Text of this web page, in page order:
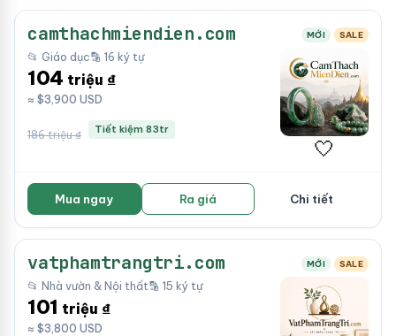
camthachmiendien.com MỚI SALE
📂 Giáo dục🔡 16 ký tự
104 triệu ₫
≈ $3,900 USD
186 triệu ₫ Tiết kiệm 83tr
🤍
Mua ngay Ra giá Chi tiết
vatphamtrangtri.com MỚI SALE
📂 Nhà vườn & Nội thất🔡 15 ký tự
101 triệu ₫
≈ $3,800 USD